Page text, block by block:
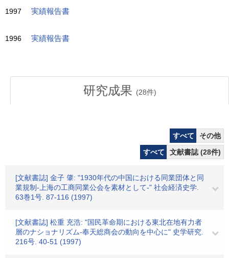
1997 実績報告書
1996 実績報告書
研究成果 (28件)
すべて
その他
すべて
文献書誌 (28件)
[文献書誌] 金子 肇: "1930年代の中国における同業団体と同
業規制-上海の工商同業公会を素材として-" 社会経済史学.
63巻1号. 87-116 (1997)
[文献書誌] 松重 充浩: "国民革命期における東北在地有力者
層のナショナリズム-奉天総商会の動向を中心に" 史学研究.
216号. 40-51 (1997)